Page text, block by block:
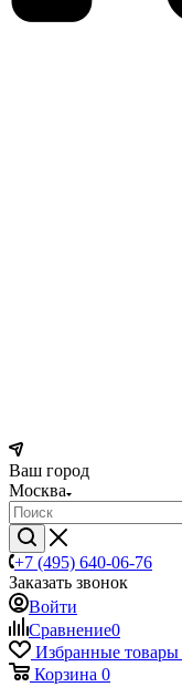
Ваш город
Москва
+7 (495) 640-06-76
Заказать звонок
Войти
Сравнение0
Избранные товары
Корзина 0